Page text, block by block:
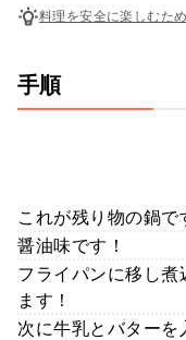
料理を安全に楽しむた
手順
これが残り物の鍋で
醤油味です！
フライパンに移し煮
ます！
次に牛乳とバターを